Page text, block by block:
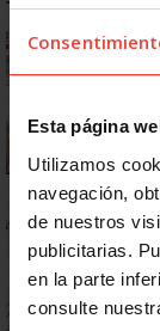
Esta página
Utilizamos
navegación,
de nuestros
publicitarias.
en la parte
consulte
Ya os
Se
anticipada
No: si un
libre
Dudas